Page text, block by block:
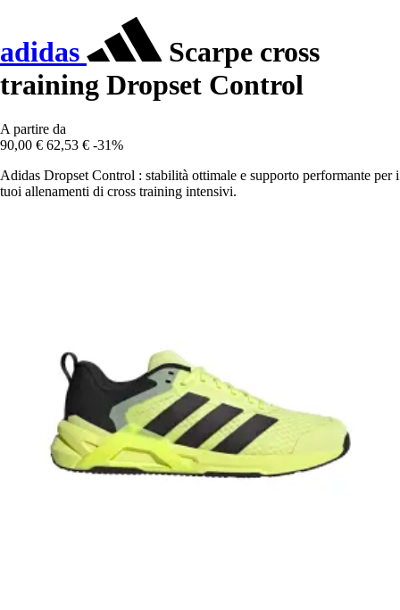
adidas
Scarpe cross
training Dropset Control
A partire da
90,00 € 62,53 € -31%
Adidas Dropset Control : stabilità ottimale e supporto performante per i
tuoi allenamenti di cross training intensivi.